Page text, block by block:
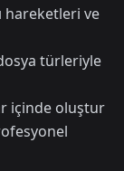
hareketleri ve
türleriyle
içinde oluştur